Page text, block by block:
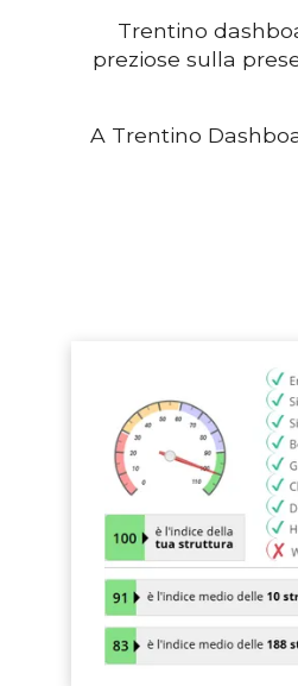
Trentino
preziose sulla
A Trentino